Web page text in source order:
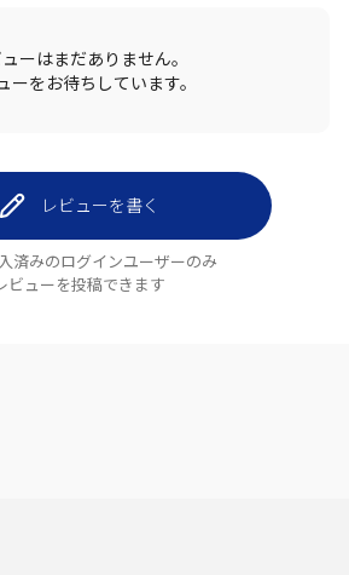
ューはまだありません。
ーをお待ちしています。
レビューを書く
済みのログインユーザーのみ
ビューを投稿できます